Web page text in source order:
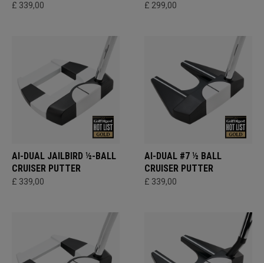
£ 339,00 £ 299,00
AI-DUAL JAILBIRD ½-BALL
CRUISER PUTTER
£ 339,00
AI-DUAL #7 ½ BALL
CRUISER PUTTER
£ 339,00